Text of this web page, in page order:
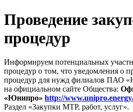
Проведение
процедур
Информируем потенциальных
процедур о том, что уведомления о
процедур для нужд филиалов ПАО
на официальном сайте Общества:
«Юнипро» http://
Раздел «Закупки МТР, работ, услуг».